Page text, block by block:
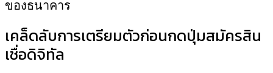
ของธนาคาร
เคล็ดลับการเตรียมตัวก่อนกดปุ่มสมัครสิน
เชื่อดิจิทัล